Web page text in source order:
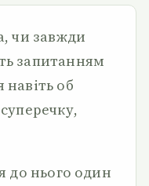
чи завжди
запитанням
об
до нього один